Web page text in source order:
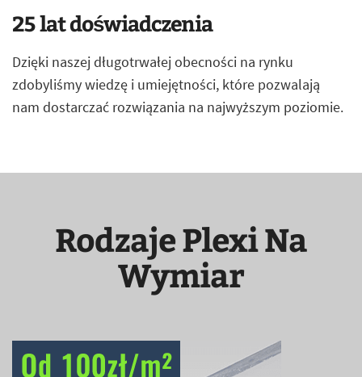
25 lat doświadczenia
Dzięki naszej długotrwałej obecności na rynku
zdobyliśmy wiedzę i umiejętności, które pozwalają
nam dostarczać rozwiązania na najwyższym poziomie.
Rodzaje Plexi Na
Wymiar